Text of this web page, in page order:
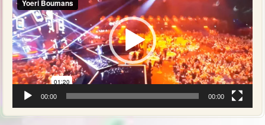
00:00 00:00